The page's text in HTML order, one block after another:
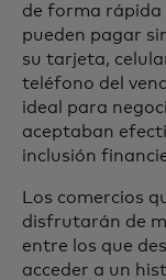
de forma rápida
pueden pagar
su tarjeta,
teléfono del
ideal para
aceptaban
inclusión
Los comercios
disfrutarán de
entre los que
acceder a un